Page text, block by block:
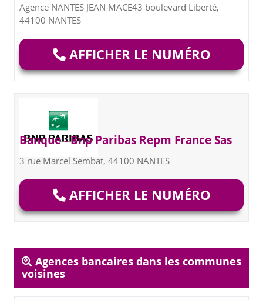
Agence NANTES JEAN MACE43 boulevard Liberté,
44100 NANTES
AFFICHER LE NUMÉRO
Banque - Bnp Paribas Repm France Sas
3 rue Marcel Sembat, 44100 NANTES
AFFICHER LE NUMÉRO
Agences bancaires dans les communes
voisines